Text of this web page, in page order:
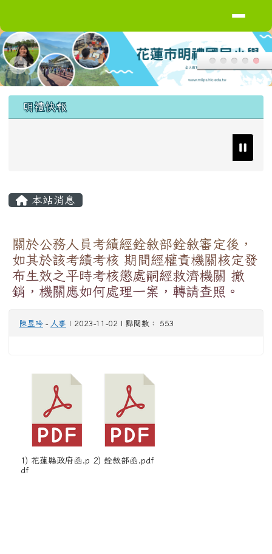
上中區域內容
明禮快報
本站消息
關於公務人員考績經銓敘部銓敘審定後，
如其於該考績考核 期間經權責機關核定發
布生效之平時考核懲處嗣經救濟機關 撤
銷，機關應如何處理一案，轉請查照。
陳昱吟 - 人事 | 2023-11-02 | 點閱數： 553
1) 花蓮縣政府函.p
df
2) 銓敘部函.pdf
頁尾區域